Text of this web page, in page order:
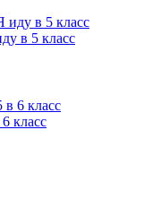
в 5 класс
класс